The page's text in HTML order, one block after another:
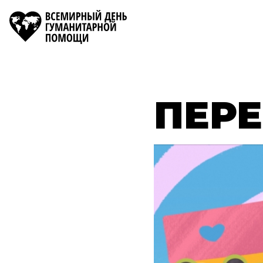
Всемирный
день